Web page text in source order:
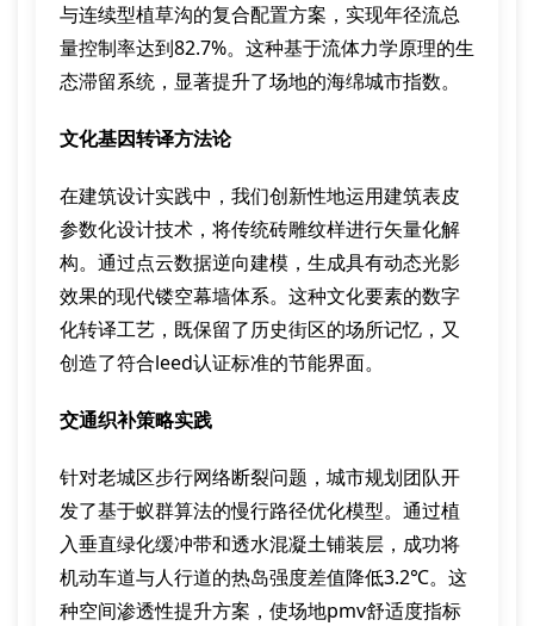
与连续型植草沟的复合配置方案，实现年径流总
量控制率达到82.7%。这种基于流体力学原理的生
态滞留系统，显著提升了场地的海绵城市指数。
文化基因转译方法论
在建筑设计实践中，我们创新性地运用建筑表皮
参数化设计技术，将传统砖雕纹样进行矢量化解
构。通过点云数据逆向建模，生成具有动态光影
效果的现代镂空幕墙体系。这种文化要素的数字
化转译工艺，既保留了历史街区的场所记忆，又
创造了符合leed认证标准的节能界面。
交通织补策略实践
针对老城区步行网络断裂问题，城市规划团队开
发了基于蚁群算法的慢行路径优化模型。通过植
入垂直绿化缓冲带和透水混凝土铺装层，成功将
机动车道与人行道的热岛强度差值降低3.2℃。这
种空间渗透性提升方案，使场地pmv舒适度指标